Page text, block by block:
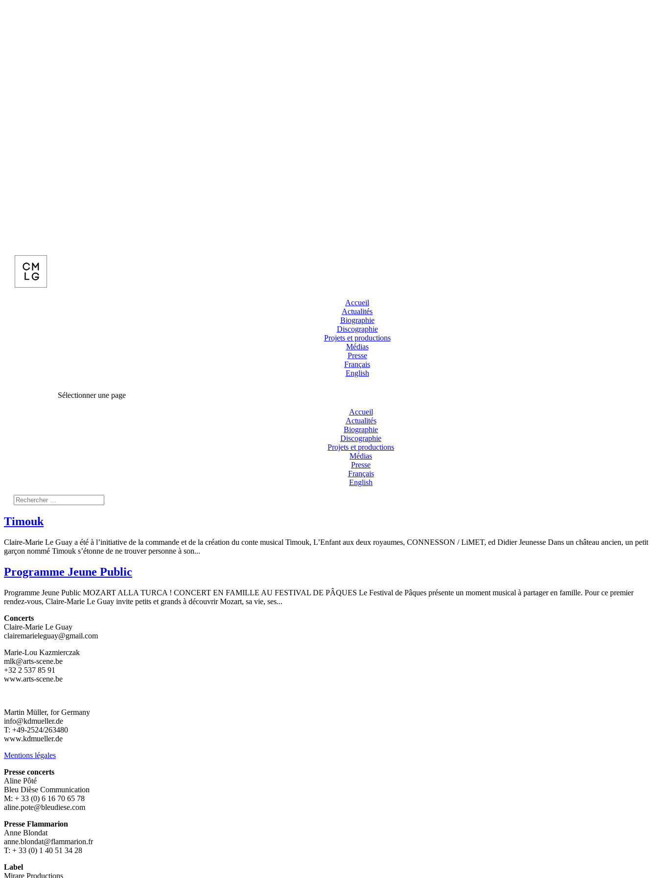
Accueil
Actualités
Biographie
Discographie
Projets et productions
Médias
Presse
Français
English
Sélectionner une page
Accueil
Actualités
Biographie
Discographie
Projets et productions
Médias
Presse
Français
English
Timouk
Claire-Marie Le Guay a été à l’initiative de la commande et de la création du conte musical Timouk, L’Enfant aux deux royaumes, CONNESSON / LiMET, ed Didier Jeunesse Dans un château ancien, un petit
garçon nommé Timouk s’étonne de ne trouver personne à son...
Programme Jeune Public
Programme Jeune Public MOZART ALLA TURCA ! CONCERT EN FAMILLE AU FESTIVAL DE PÂQUES Le Festival de Pâques présente un moment musical à partager en famille. Pour ce premier
rendez-vous, Claire-Marie Le Guay invite petits et grands à découvrir Mozart, sa vie, ses...
Concerts
Claire-Marie Le Guay
clairemarieleguay@gmail.com
Marie-Lou Kazmierczak
mlk@arts-scene.be
+32 2 537 85 91
www.arts-scene.be
Martin Müller, for Germany
info@kdmueller.de
T: +49-2524/263480
www.kdmueller.de
Mentions légales
Presse concerts
Aline Pôté
Bleu Dièse Communication
M: + 33 (0) 6 16 70 65 78
aline.pote@bleudiese.com
Presse Flammarion
Anne Blondat
anne.blondat@flammarion.fr
T: + 33 (0) 1 40 51 34 28
Label
Mirare Productions